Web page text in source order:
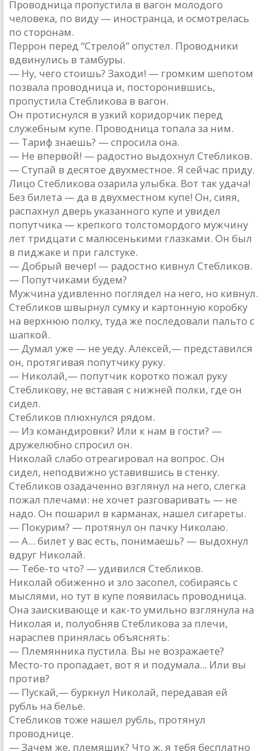
Проводница пропустила в вагон молодого
человека, по виду — иностранца, и осмотрелась
по сторонам.
Перрон перед “Стрелой” опустел. Проводники
вдвинулись в тамбуры.
— Ну, чего стоишь? Заходи! — громким шепотом
позвала проводница и, посторонившись,
пропустила Стебликова в вагон.
Он протиснулся в узкий коридорчик перед
служебным купе. Проводница топала за ним.
— Тариф знаешь? — спросила она.
— Не впервой! — радостно выдохнул Стебликов.
— Ступай в десятое двухместное. Я сейчас приду.
Лицо Стебликова озарила улыбка. Вот так удача!
Без билета — да в двухместном купе! Он, сияя,
распахнул дверь указанного купе и увидел
попутчика — крепкого толстомордого мужчину
лет тридцати с малюсенькими глазками. Он был
в пиджаке и при галстуке.
— Добрый вечер! — радостно кивнул Стебликов.
— Попутчиками будем?
Мужчина удивленно поглядел на него, но кивнул.
Стебликов швырнул сумку и картонную коробку
на верхнюю полку, туда же последовали пальто с
шапкой.
— Думал уже — не уеду. Алексей,— представился
он, протягивая попутчику руку.
— Николай,— попутчик коротко пожал руку
Стебликову, не вставая с нижней полки, где он
сидел.
Стебликов плюхнулся рядом.
— Из командировки? Или к нам в гости? —
дружелюбно спросил он.
Николай слабо отреагировал на вопрос. Он
сидел, неподвижно уставившись в стенку.
Стебликов озадаченно взглянул на него, слегка
пожал плечами: не хочет разговаривать — не
надо. Он пошарил в карманах, нашел сигареты.
— Покурим? — протянул он пачку Николаю.
— А... билет у вас есть, понимаешь? — выдохнул
вдруг Николай.
— Тебе-то что? — удивился Стебликов.
Николай обиженно и зло засопел, собираясь с
мыслями, но тут в купе появилась проводница.
Она заискивающе и как-то умильно взглянула на
Николая и, полуобняв Стебликова за плечи,
нараспев принялась объяснять:
— Племянника пустила. Вы не возражаете?
Место-то пропадает, вот я и подумала... Или вы
против?
— Пускай,— буркнул Николай, передавая ей
рубль на белье.
Стебликов тоже нашел рубль, протянул
проводнице.
— Зачем же, племяшик? Что ж, я тебя бесплатно